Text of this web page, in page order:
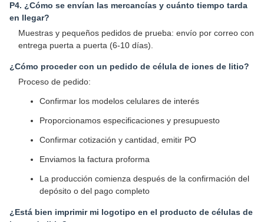
P4. ¿Cómo se envían las mercancías y cuánto tiempo tarda
en llegar?
Muestras y pequeños pedidos de prueba: envío por correo con
entrega puerta a puerta (6-10 días).
¿Cómo proceder con un pedido de célula de iones de litio?
Proceso de pedido:
Confirmar los modelos celulares de interés
Proporcionamos especificaciones y presupuesto
Confirmar cotización y cantidad, emitir PO
Enviamos la factura proforma
La producción comienza después de la confirmación del
depósito o del pago completo
¿Está bien imprimir mi logotipo en el producto de células de